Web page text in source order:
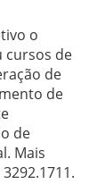
o
cursos de
de
de
de
Mais